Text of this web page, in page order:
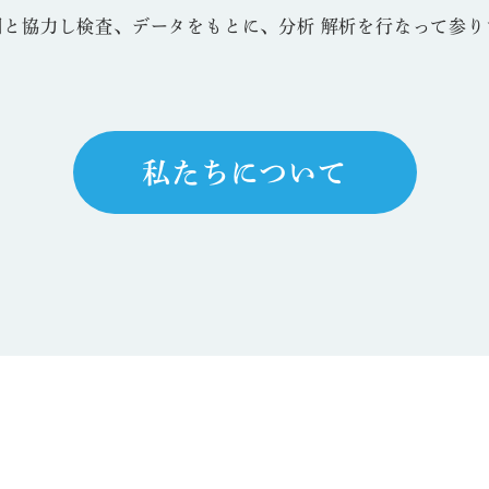
協力し検査、データをもとに、分析 解析を行なって参
私たちについて